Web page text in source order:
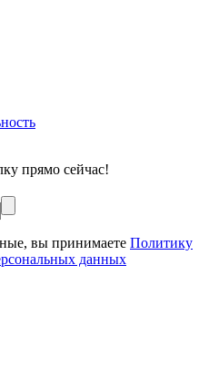
прямо сейчас!
вы принимаете Политику
данных